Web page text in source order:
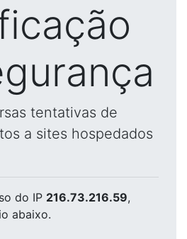
tentativas de
a sites hospedados
do IP 216.73.216.59,
abaixo.